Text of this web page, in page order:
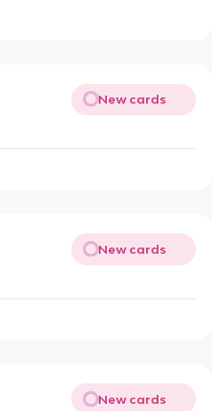
New cards
New cards
New cards